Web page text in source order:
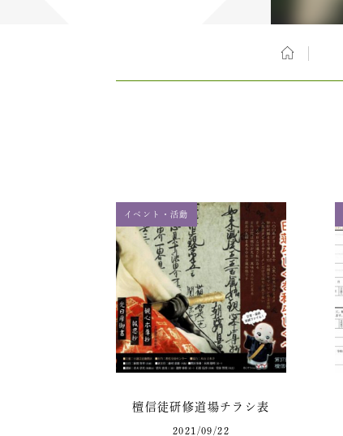
イベント・活動
檀信徒研修道場チラシ表
2021/09/22